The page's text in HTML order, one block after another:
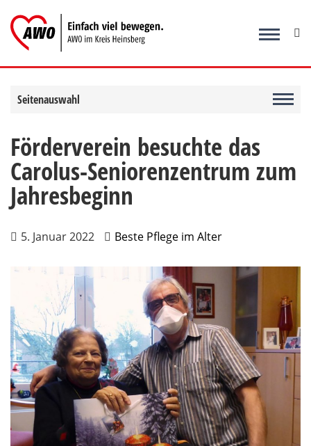
Inhalt
springen
Seitenauswahl
Förderverein besuchte das
Carolus-Seniorenzentrum zum
Jahresbeginn
5. Januar 2022 Beste Pflege im Alter